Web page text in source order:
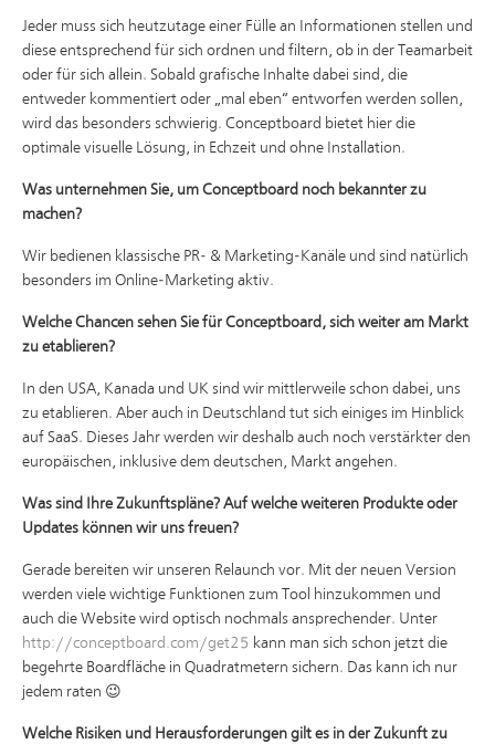
Jeder muss sich heutzutage einer Fülle an Informationen stellen und
diese entsprechend für sich ordnen und filtern, ob in der Teamarbeit
oder für sich allein. Sobald grafische Inhalte dabei sind, die
entweder kommentiert oder „mal eben“ entworfen werden sollen,
wird das besonders schwierig. Conceptboard bietet hier die
optimale visuelle Lösung, in Echzeit und ohne Installation.
Was unternehmen Sie, um Conceptboard noch bekannter zu
machen?
Wir bedienen klassische PR- & Marketing-Kanäle und sind natürlich
besonders im Online-Marketing aktiv.
Welche Chancen sehen Sie für Conceptboard, sich weiter am Markt
zu etablieren?
In den USA, Kanada und UK sind wir mittlerweile schon dabei, uns
zu etablieren. Aber auch in Deutschland tut sich einiges im Hinblick
auf SaaS. Dieses Jahr werden wir deshalb auch noch verstärkter den
europäischen, inklusive dem deutschen, Markt angehen.
Was sind Ihre Zukunftspläne? Auf welche weiteren Produkte oder
Updates können wir uns freuen?
Gerade bereiten wir unseren Relaunch vor. Mit der neuen Version
werden viele wichtige Funktionen zum Tool hinzukommen und
auch die Website wird optisch nochmals ansprechender. Unter
http://conceptboard.com/get25 kann man sich schon jetzt die
begehrte Boardfläche in Quadratmetern sichern. Das kann ich nur
jedem raten 😉
Welche Risiken und Herausforderungen gilt es in der Zukunft zu